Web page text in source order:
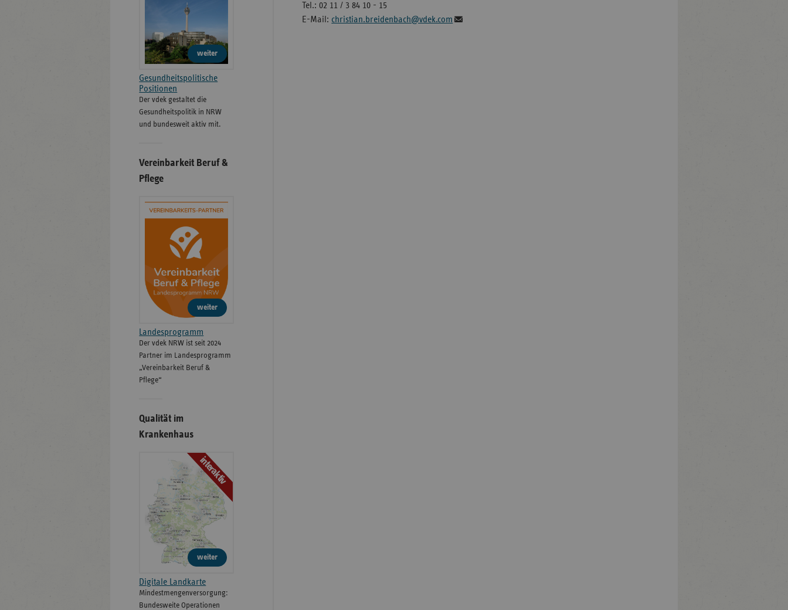
Tel.: 02 11 / 3 84 10 - 15
E-Mail: christian.breidenbach@vdek.com
weiter
Gesundheitspolitische
Positionen
Der vdek gestaltet die
Gesundheitspolitik in NRW
und bundesweit aktiv mit.
Vereinbarkeit Beruf &
Pflege
weiter
Landesprogramm
Der vdek NRW ist seit 2024
Partner im Landesprogramm
„Vereinbarkeit Beruf &
Pflege“
Qualität im
Krankenhaus
interaktiv
weiter
Digitale Landkarte
Mindestmengenversorgung:
Bundesweite Operationen